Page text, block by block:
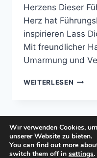
Herzens Dieser
Herz hat
inspirieren Lass
Mit freundlicher
Umarmung und
WEITERLESEN HERZ
© 2026 manuela-
Wir verwenden Cookies,
unserer Website zu bieten.
You can find out more
switch them off in settings.